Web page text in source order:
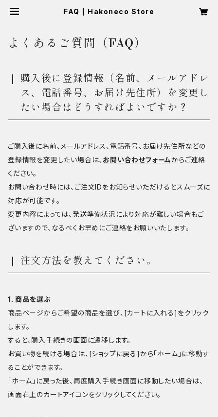
FAQ | Hakoneco Store
よくあるご質問（FAQ）
購入後に登録情報（名前、メールアドレ
ス、電話番号、お届け先住所）を変更し
たい場合はどうすればよいですか？
ご購入後に名前、メールアドレス、電話番号、お届け先住所などの
登録情報を変更したい場合は、 お問い合わせフォームからご連絡
ください。
お問い合わせ時には、ご注文IDをお知らせいただけるとスムーズに
対応が可能です。
変更内容によっては、発送準備状況により対応が難しい場合もご
ざいますので、なるべくお早めにご連絡をお願いいたします。
注文方法を教えてください。
1. 商品を選ぶ
商品ページからご希望の商品を選び、[カートに入れる]をクリック
します。
すると、購入手続きの画面に遷移します。
お買い物を続ける場合は、[ショップに戻る]から「ホーム」に移動す
ることができます。
「ホーム」に戻った後、再度購入手続き画面に移動したい場合は、
画面右上のカートアイコンをクリックしてください。